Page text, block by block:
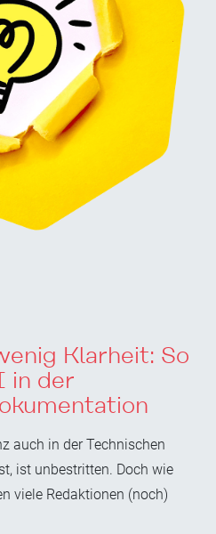
Klarheit: So
in der
auch in der Technischen
ist unbestritten. Doch wie
viele Redaktionen (noch)